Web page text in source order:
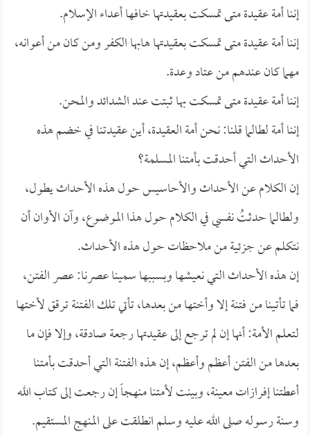
إننا أمة عقيدة متى تمسكت بعقيدتها خافها أعداء الإسلام.
إننا أمة عقيدة متى تمسكت بعقيدتها هابها الكفر ومن كان من أعوانه،
مهما كان عندهم من عتاد وعدة.
إننا أمة عقيدة متى تمسكت بها ثبتت عند الشدائد والمحن.
إننا أمة لطالما قلنا: نحن أمة العقيدة، أين عقيدتنا في خضم هذه
الأحداث التي أحدقت بأمتنا المسلمة؟
إن الكلام عن الأحداث والأحاسيس حول هذه الأحداث يطول،
ولطالما حدثتُ نفسي في الكلام حول هذا الموضوع، وآن الأوان أن
نتكلم عن جزئية من ملاحظات حول هذه الأحداث.
إن هذه الأحداث التي نعيشها وبسببها سمينا عصرنا: عصر الفتن،
فما تأتينا من فتنة إلا وأختها من بعدها، تأتي تلك الفتنة ترقق لأختها
لتعلم الأمة: أنها إن لم ترجع إلى عقيدتها رجعة صادقة، وإلا فإن ما
بعدها من الفتن أعظم وأعظم، إن هذه الفتنة التي أحدقت بأمتنا
أعطتنا إفرازات معينة، وبينت لأمتنا منهجاً إن رجعت إلى كتاب الله
وسنة رسوله صلى الله عليه وسلم انطلقت على المنهج المستقيم.